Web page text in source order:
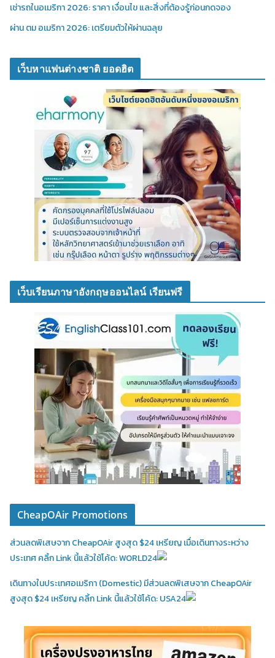
เช่ารถในอเมริกา 2026: ราคา เงื่อนไข และสิ่งที่ต้องรู้ก่อนกดจอง
ผ่าน ตม อเมริกา 2026: เตรียมตัวให้ผ่านฉลุย
เว็บหาแฟนต่างชาติ ยอดฮิต
เว็บเรียนภาษาอังกฤษออนไลน์ เรียนฟรี
CheapOAir Promotions
ส่วนลดพิเสษจาก CheapOAir สูงสุด $24 เหรียญ เมื่อเดินทางระหว่าง
ประเทศ คลิ้ก Link นี้แล้วใช้โค้ด: WORLD24
เดินทางในประเทศอเมริกา (Domestic)มีส่วนลดพิเสษจาก CheapOAir
สูงสุด $24 เหรียญ คลิ้ก Link นี้แล้วใช้โค้ด: USA24